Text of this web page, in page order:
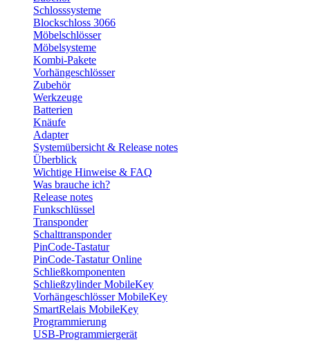
Schlosssysteme
Blockschloss 3066
Möbelschlösser
Möbelsysteme
Kombi-Pakete
Vorhängeschlösser
Zubehör
Werkzeuge
Batterien
Knäufe
Adapter
Systemübersicht & Release notes
Überblick
Wichtige Hinweise & FAQ
Was brauche ich?
Release notes
Funkschlüssel
Transponder
Schalttransponder
PinCode-Tastatur
PinCode-Tastatur Online
Schließkomponenten
Schließzylinder MobileKey
Vorhängeschlösser MobileKey
SmartRelais MobileKey
Programmierung
USB-Programmiergerät